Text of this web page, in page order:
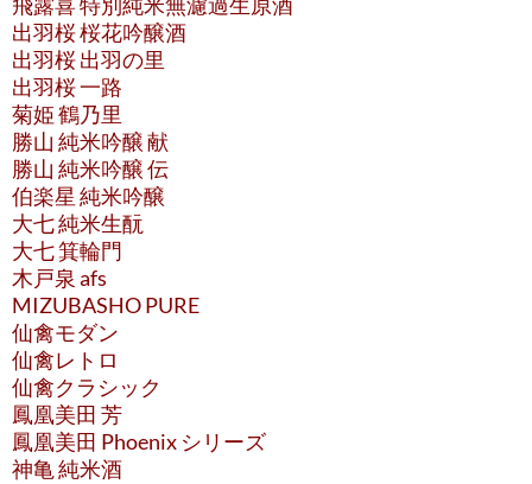
出羽桜 桜花吟醸酒
出羽桜 出羽の里
出羽桜 一路
菊姫 鶴乃里
勝山 純米吟醸 献
勝山 純米吟醸 伝
伯楽星 純米吟醸
大七 純米生酛
大七 箕輪門
木戸泉 afs
MIZUBASHO PURE
仙禽モダン
仙禽レトロ
仙禽クラシック
鳳凰美田 芳
鳳凰美田 Phoenix シリーズ
神亀 純米酒